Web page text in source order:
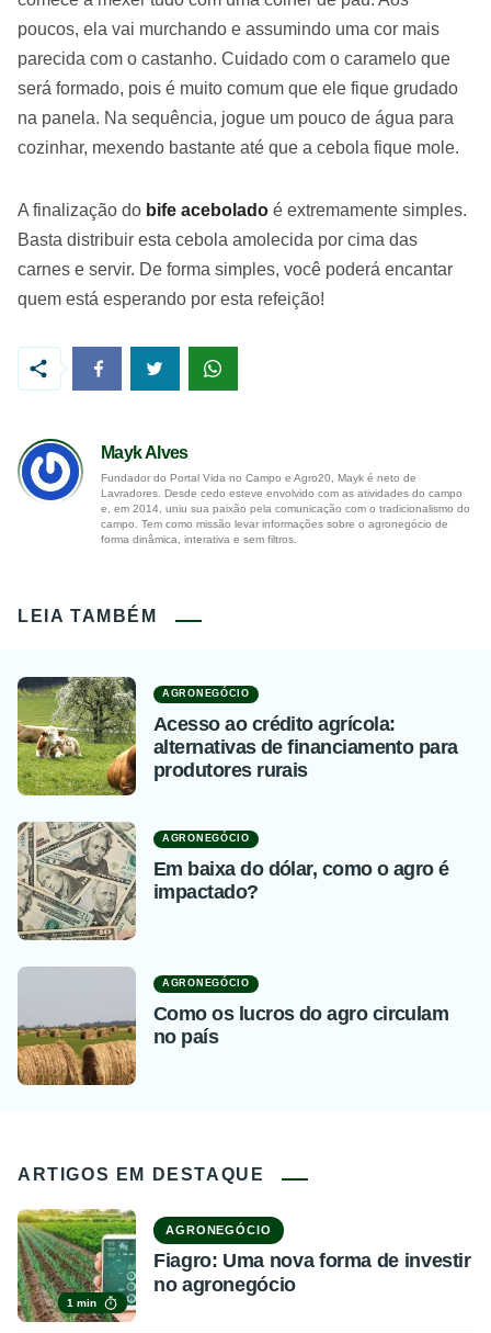
poucos, ela vai murchando e assumindo uma cor mais
parecida com o castanho. Cuidado com o caramelo que
será formado, pois é muito comum que ele fique grudado
na panela. Na sequência, jogue um pouco de água para
cozinhar, mexendo bastante até que a cebola fique mole.
A finalização do bife acebolado é extremamente simples.
Basta distribuir esta cebola amolecida por cima das
carnes e servir. De forma simples, você poderá encantar
quem está esperando por esta refeição!
Mayk Alves
Fundador do Portal Vida no Campo e Agro20, Mayk é neto de
Lavradores. Desde cedo esteve envolvido com as atividades do campo
e, em 2014, uniu sua paixão pela comunicação com o tradicionalismo do
campo. Tem como missão levar informações sobre o agronegócio de
forma dinâmica, interativa e sem filtros.
LEIA TAMBÉM
AGRONEGÓCIO
Acesso ao crédito agrícola:
alternativas de financiamento para
produtores rurais
AGRONEGÓCIO
Em baixa do dólar, como o agro é
impactado?
AGRONEGÓCIO
Como os lucros do agro circulam
no país
ARTIGOS EM DESTAQUE
1 min
AGRONEGÓCIO
Fiagro: Uma nova forma de investir
no agronegócio